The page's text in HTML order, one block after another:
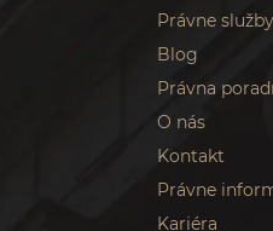
Právne služby
Blog
Právna
O nás
Kontakt
Právne
Kariéra